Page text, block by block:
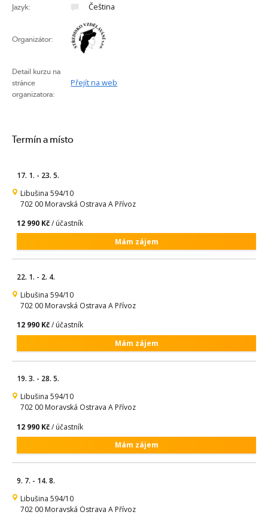
Jazyk: Čeština
Organizátor:
Detail kurzu na
stránce
organizatora:
Přejít na web
Termín a místo
17. 1. - 23. 5.
Libušina 594/10
702 00 Moravská Ostrava A Přívoz
12 990 Kč/ účastník
Mám zájem
22. 1. - 2. 4.
Libušina 594/10
702 00 Moravská Ostrava A Přívoz
12 990 Kč/ účastník
Mám zájem
19. 3. - 28. 5.
Libušina 594/10
702 00 Moravská Ostrava A Přívoz
12 990 Kč/ účastník
Mám zájem
9. 7. - 14. 8.
Libušina 594/10
702 00 Moravská Ostrava A Přívoz